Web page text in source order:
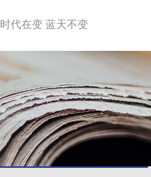
时代在变 蓝天不变